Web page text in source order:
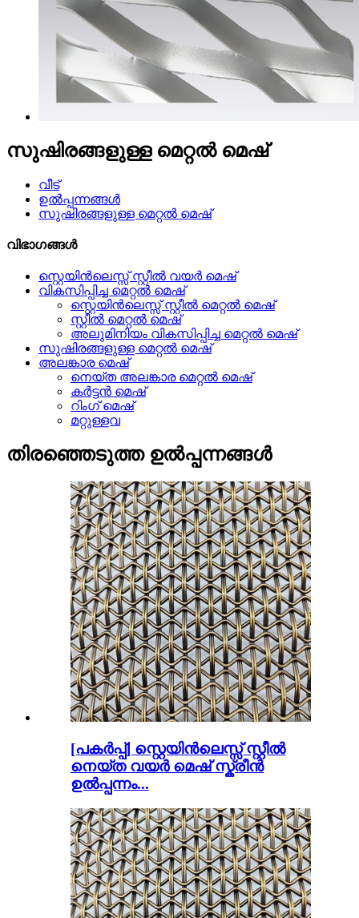
സുഷിരങ്ങളുള്ള മെറ്റൽ മെഷ്
വീട്
ഉൽപ്പന്നങ്ങൾ
സുഷിരങ്ങളുള്ള മെറ്റൽ മെഷ്
വിഭാഗങ്ങൾ
സ്റ്റെയിൻലെസ്സ് സ്റ്റീൽ വയർ മെഷ്
വികസിപ്പിച്ച മെറ്റൽ മെഷ്
സ്റ്റെയിൻലെസ്സ് സ്റ്റീൽ മെറ്റൽ മെഷ്
സ്റ്റീൽ മെറ്റൽ മെഷ്
അലുമിനിയം വികസിപ്പിച്ച മെറ്റൽ മെഷ്
സുഷിരങ്ങളുള്ള മെറ്റൽ മെഷ്
അലങ്കാര മെഷ്
നെയ്ത അലങ്കാര മെറ്റൽ മെഷ്
കർട്ടൻ മെഷ്
റിംഗ് മെഷ്
മറ്റുള്ളവ
തിരഞ്ഞെടുത്ത ഉൽപ്പന്നങ്ങൾ
[പകർപ്പ്] സ്റ്റെയിൻലെസ്സ് സ്റ്റീൽ
നെയ്ത വയർ മെഷ് സ്ക്രീൻ
ഉൽപ്പന്നം...